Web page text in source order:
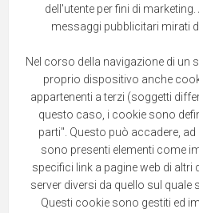
dell'utente per fini di
messaggi pubblicitari mirati
Nel corso della navigazione di un
proprio dispositivo anche
appartenenti a terzi (soggetti
questo caso, i cookie sono
parti". Questo può accadere,
sono presenti elementi come
specifici link a pagine web di
server diversi da quello sul quale
Questi cookie sono gestiti ed